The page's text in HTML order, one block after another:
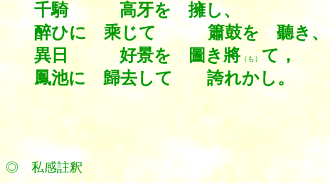
千騎 高牙を 擁し、
醉ひに 乘じて 簫鼓を 聽き、
異日 好景を 圖き將（も）て，
鳳池に 歸去して 誇れかし。
◎ 私感註釈